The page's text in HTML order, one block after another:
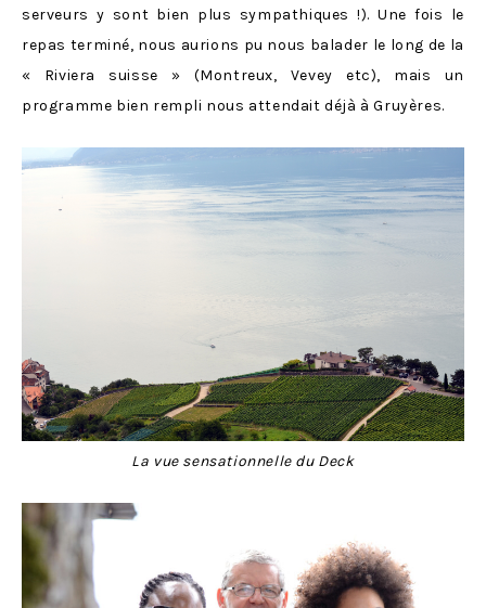
serveurs y sont bien plus sympathiques !). Une fois le
repas terminé, nous aurions pu nous balader le long de la
« Riviera suisse » (Montreux, Vevey etc), mais un
programme bien rempli nous attendait déjà à Gruyères.
La vue sensationnelle du Deck